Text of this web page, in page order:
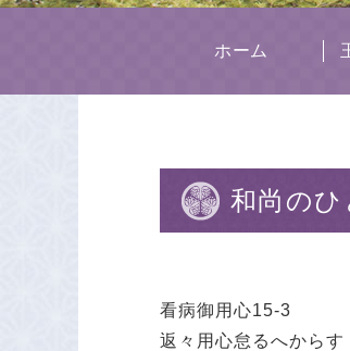
ホーム
和尚の
看病御
返々用心怠るへから